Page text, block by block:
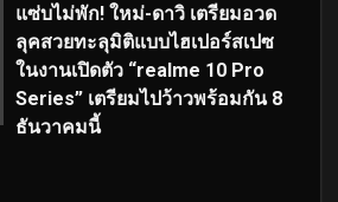
แซ่บไม่พัก! ใหม่-ดาวิ เตรียมอวด
ลุคสวยทะลุมิติแบบไฮเปอร์สเปซ
ในงานเปิดตัว “realme 10 Pro
Series” เตรียมไปว้าวพร้อมกัน 8
ธันวาคมนี้